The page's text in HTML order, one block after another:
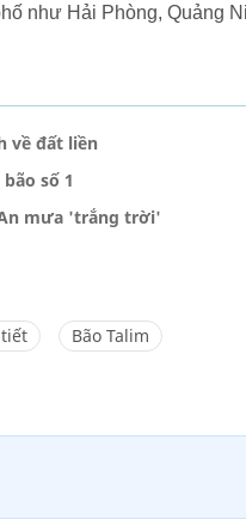
như Hải Phòng, Quảng
về đất liền
số 1
mưa 'trắng trời'
Bão Talim